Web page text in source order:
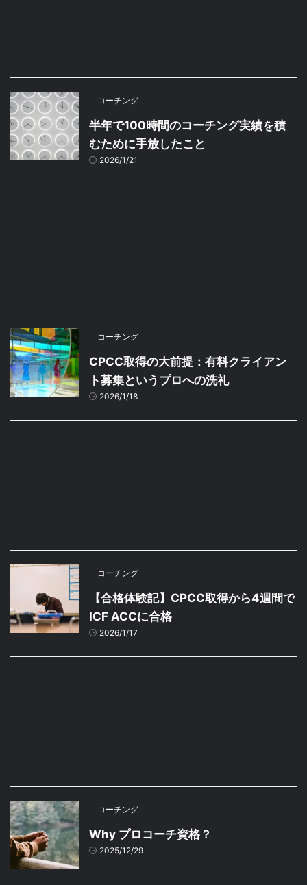
コーチング
半年で100時間のコーチング実績を積
むために手放したこと
2026/1/21
コーチング
CPCC取得の大前提：有料クライアン
ト募集というプロへの洗礼
2026/1/18
コーチング
【合格体験記】CPCC取得から4週間で
ICF ACCに合格
2026/1/17
コーチング
Why プロコーチ資格？
2025/12/29